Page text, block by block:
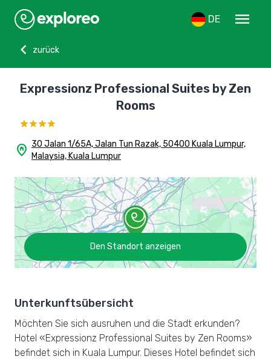
DE
menu
chevron_left
zurück
Expressionz Professional Suites by Zen
Rooms
home_pin 30 Jalan 1/65A, Jalan Tun Razak, 50400 Kuala Lumpur,
Malaysia, Kuala Lumpur
Den Standort anzeigen
Unterkunftsübersicht
Möchten Sie sich ausruhen und die Stadt erkunden?
Hotel «Expressionz Professional Suites by Zen Rooms»
befindet sich in Kuala Lumpur. Dieses Hotel befindet sich